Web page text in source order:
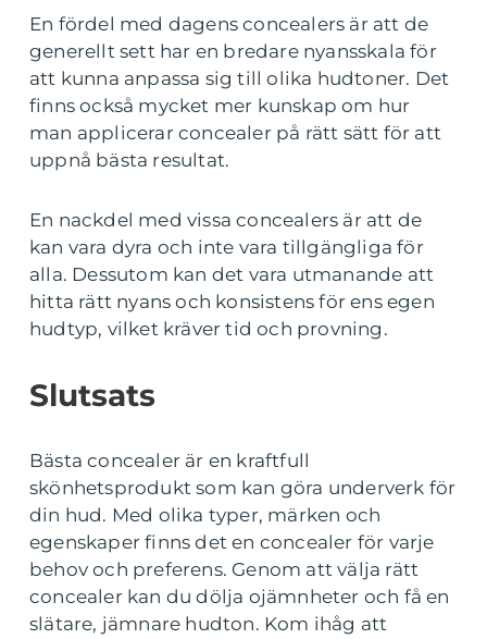
En fördel med dagens concealers är att de
generellt sett har en bredare nyansskala för
att kunna anpassa sig till olika hudtoner. Det
finns också mycket mer kunskap om hur
man applicerar concealer på rätt sätt för att
uppnå bästa resultat.
En nackdel med vissa concealers är att de
kan vara dyra och inte vara tillgängliga för
alla. Dessutom kan det vara utmanande att
hitta rätt nyans och konsistens för ens egen
hudtyp, vilket kräver tid och provning.
Slutsats
Bästa concealer är en kraftfull
skönhetsprodukt som kan göra underverk för
din hud. Med olika typer, märken och
egenskaper finns det en concealer för varje
behov och preferens. Genom att välja rätt
concealer kan du dölja ojämnheter och få en
slätare, jämnare hudton. Kom ihåg att